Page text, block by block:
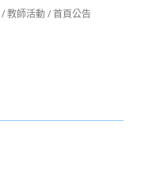
/ 教師活動 / 首頁公告